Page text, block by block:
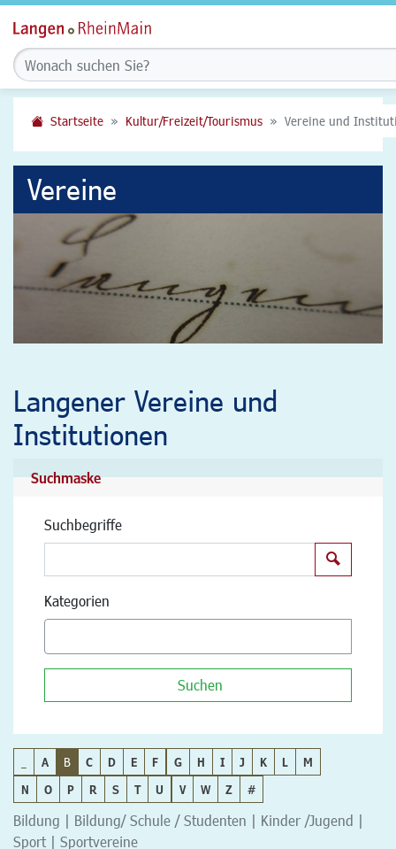
Startseite Kultur/Freizeit/Tourismus Vereine und
Vereine
Langener Vereine und
Institutionen
Suchmaske
Suchbegriffe
Kategorien
Suchen
A B C D E F G H I J K L
M
N
O P R S T U V W Z #
Bildung | Bildung/ Schule / Studenten | Kinder /Jugend |
Sport | Sportvereine